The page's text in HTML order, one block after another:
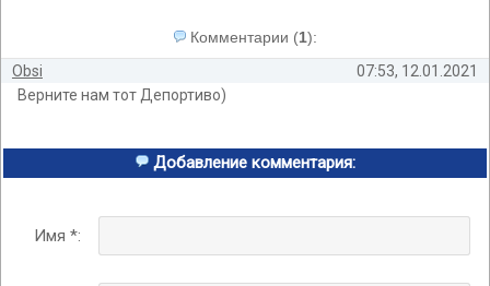
Комментарии (1):
Obsi
07:53, 12.01.2021
Верните нам тот Депортиво)
Добавление комментария:
Имя *: